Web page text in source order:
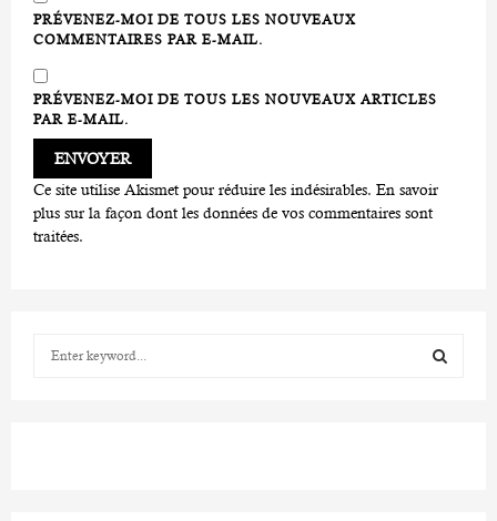
PRÉVENEZ-MOI DE TOUS LES NOUVEAUX
COMMENTAIRES PAR E-MAIL.
PRÉVENEZ-MOI DE TOUS LES NOUVEAUX ARTICLES
PAR E-MAIL.
Ce site utilise Akismet pour réduire les indésirables. En savoir
plus sur la façon dont les données de vos commentaires sont
traitées.